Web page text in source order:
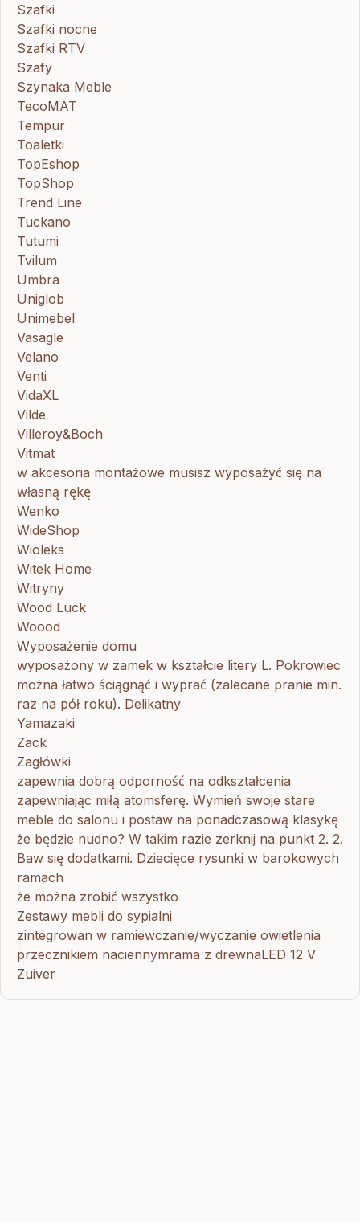
Szafki
Szafki nocne
Szafki RTV
Szafy
Szynaka Meble
TecoMAT
Tempur
Toaletki
TopEshop
TopShop
Trend Line
Tuckano
Tutumi
Tvilum
Umbra
Uniglob
Unimebel
Vasagle
Velano
Venti
VidaXL
Vilde
Villeroy&Boch
Vitmat
w akcesoria montażowe musisz wyposażyć się na
własną rękę
Wenko
WideShop
Wioleks
Witek Home
Witryny
Wood Luck
Woood
Wyposażenie domu
wyposażony w zamek w kształcie litery L. Pokrowiec
można łatwo ściągnąć i wyprać (zalecane pranie min.
raz na pół roku). Delikatny
Yamazaki
Zack
Zagłówki
zapewnia dobrą odporność na odkształcenia
zapewniając miłą atomsferę. Wymień swoje stare
meble do salonu i postaw na ponadczasową klasykę
że będzie nudno? W takim razie zerknij na punkt 2. 2.
Baw się dodatkami. Dziecięce rysunki w barokowych
ramach
że można zrobić wszystko
Zestawy mebli do sypialni
zintegrowan w ramiewczanie/wyczanie owietlenia
przecznikiem naciennymrama z drewnaLED 12 V
Zuiver